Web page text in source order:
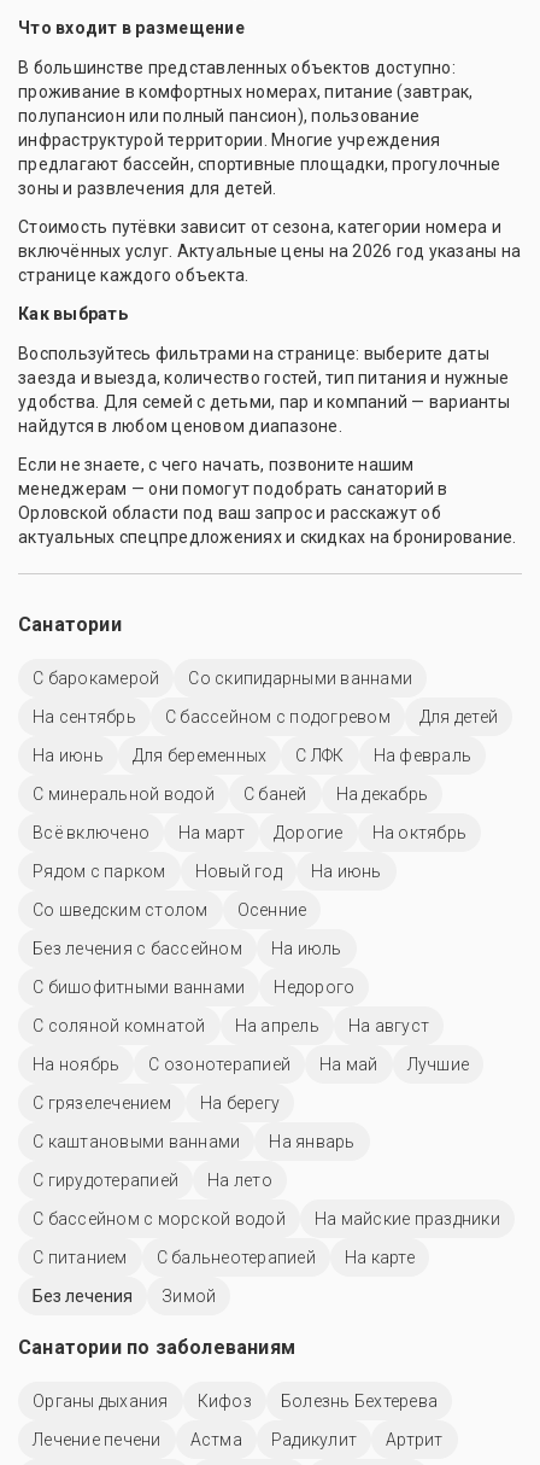
Что входит в размещение
В большинстве представленных объектов доступно:
проживание в комфортных номерах, питание (завтрак,
полупансион или полный пансион), пользование
инфраструктурой территории. Многие учреждения
предлагают бассейн, спортивные площадки, прогулочные
зоны и развлечения для детей.
Стоимость путёвки зависит от сезона, категории номера и
включённых услуг. Актуальные цены на 2026 год указаны на
странице каждого объекта.
Как выбрать
Воспользуйтесь фильтрами на странице: выберите даты
заезда и выезда, количество гостей, тип питания и нужные
удобства. Для семей с детьми, пар и компаний — варианты
найдутся в любом ценовом диапазоне.
Если не знаете, с чего начать, позвоните нашим
менеджерам — они помогут подобрать санаторий в
Орловской области под ваш запрос и расскажут об
актуальных спецпредложениях и скидках на бронирование.
Санатории
С барокамерой
Со скипидарными ваннами
На сентябрь
С бассейном с подогревом
Для детей
На июнь
Для беременных С ЛФК
На февраль
С минеральной водой
С баней
На декабрь
Всё включено
На март Дорогие
На октябрь
Рядом с парком
Новый год
На июнь
Со шведским столом
Осенние
Без лечения с бассейном
На июль
С бишофитными ваннами
Недорого
С соляной комнатой
На апрель
На август
На ноябрь
С озонотерапией На май
Лучшие
С грязелечением
На берегу
С каштановыми ваннами
На январь
С гирудотерапией
На лето
С бассейном с морской водой
На майские праздники
С питанием
С бальнеотерапией
На карте
Без лечения
Зимой
Санатории по заболеваниям
Органы дыхания Кифоз
Болезнь Бехтерева
Лечение печени
Астма Радикулит Артрит